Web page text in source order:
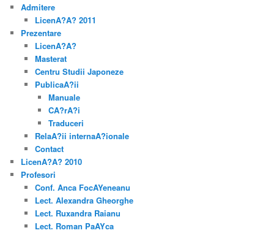
Admitere
LicenA?A? 2011
Prezentare
LicenA?A?
Masterat
Centru Studii Japoneze
PublicaA?ii
Manuale
CA?rA?i
Traduceri
RelaA?ii internaA?ionale
Contact
LicenA?A? 2010
Profesori
Conf. Anca FocAYeneanu
Lect. Alexandra Gheorghe
Lect. Ruxandra Raianu
Lect. Roman PaAYca